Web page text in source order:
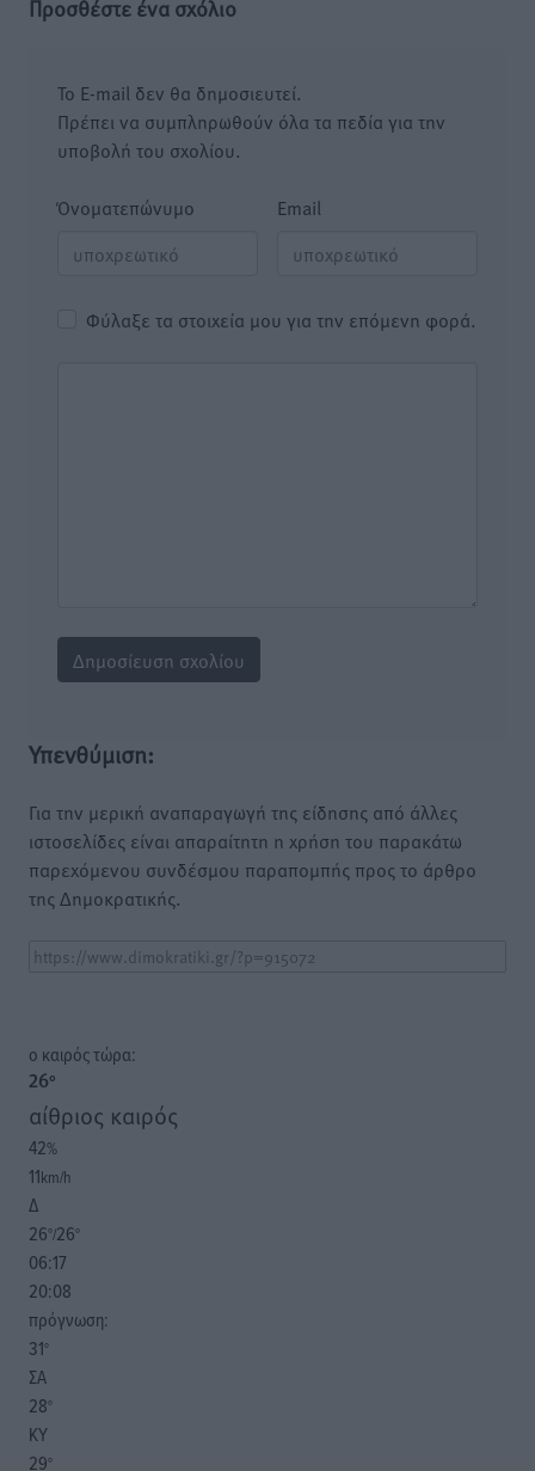
Προσθέστε ένα σχόλιο
Το E-mail δεν θα δημοσιευτεί.
Πρέπει να συμπληρωθούν όλα τα πεδία για την
υποβολή του σχολίου.
Όνοματεπώνυμο Email
Φύλαξε τα στοιχεία μου για την επόμενη φορά.
Υπενθύμιση:
Για την μερική αναπαραγωγή της είδησης από άλλες
ιστοσελίδες είναι απαραίτητη η χρήση του παρακάτω
παρεχόμενου συνδέσμου παραπομπής προς το άρθρο
της Δημοκρατικής.
o καιρός τώρα:
26°
αίθριος καιρός
42%
11km/h
Δ
26°/26°
06:17
20:08
πρόγνωση:
31°
ΣΑ
28°
ΚΥ
29°